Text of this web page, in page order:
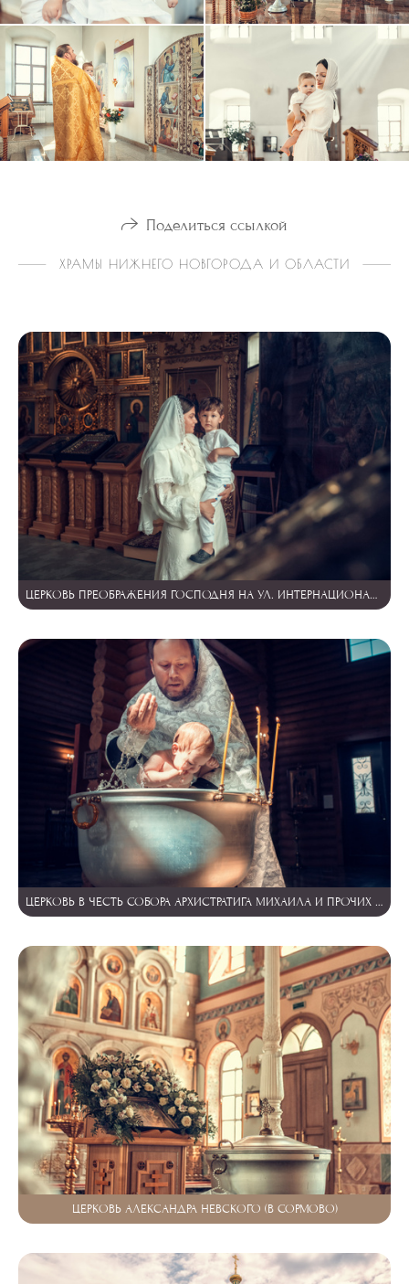
Поделиться ссылкой
ХРАМЫ НИЖНЕГО НОВГОРОДА И ОБЛАСТИ
ЦЕРКОВЬ ПРЕОБРАЖЕНИЯ ГОСПОДНЯ НА УЛ. ИНТЕРНАЦИОНАЛЬНОЙ
ЦЕРКОВЬ В ЧЕСТЬ СОБОРА АРХИСТРАТИГА МИХАИЛА И ПРОЧИХ НЕБЕСНЫХ СИЛ БЕСПЛОТНЫХ
ЦЕРКОВЬ АЛЕКСАНДРА НЕВСКОГО (В СОРМОВО)